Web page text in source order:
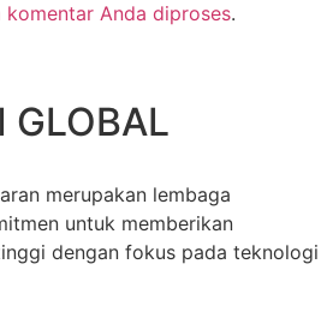
komentar Anda diproses.
GLOBAL
merupakan lembaga
untuk memberikan
dengan fokus pada teknologi